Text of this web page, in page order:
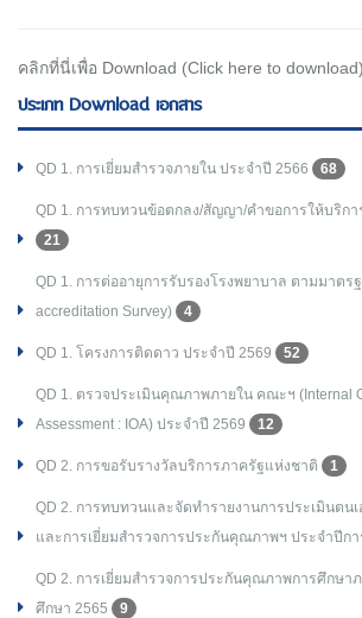
คลิกที่นี่เพื่อ Download (Click here to download)
ประเภท Download เอกสาร
QD 1. การเยี่ยมสำรวจภายใน ประจำปี 2566 68
QD 1. การทบทวนข้อตกลง/สัญญา/คำขอการให้บริก
21
QD 1. การต่ออายุการรับรองโรงพยาบาล ตามมาตร
accreditation Survey)
4
QD 1. โครงการติดดาว ประจำปี 2569 52
QD 1. ตรวจประเมินคุณภาพภายใน คณะฯ (Internal
Assessment : IOA) ประจำปี 2569
12
QD 2. การขอรับรางวัลบริการภาครัฐแห่งชาติ 1
QD 2. การทบทวนและจัดทำรายงานการประเมินตนเ
และการเยี่ยมสำรวจการประกันคุณภาพฯ ประจำปีกา
QD 2. การเยี่ยมสำรวจการประกันคุณภาพการศึกษา
ศึกษา 2565
9